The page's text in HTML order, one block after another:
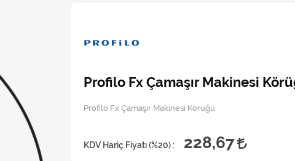
Profilo Fx Çamaşır Makinesi
Profilo Fx Çamaşır Makinesi Körüğü
KDV Hariç Fiyatı (%20) :
228,67